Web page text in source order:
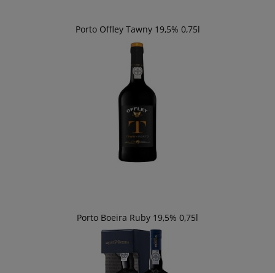
Porto Offley Tawny 19,5% 0,75l
Porto Boeira Ruby 19,5% 0,75l